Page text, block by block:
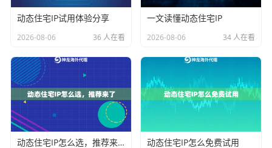
效、最经济的途径。
低成本搭建海量IP池的核心方法
自己维护一个庞大的、遍布全球的IP池，从技术、合规
和成本上看都极其困难。最务实的方法，是借助专业的
代理IP服务商。这里的关键在于，如何选择和使用服
务，以最低的成本构建出符合自己业务需求的动态IP
池。
动态住宅IP试用体验分享
2026-08-06 36 人在看
一文读懂动态住宅IP
2026-08-06 34 人在看
动态住宅IP怎么选，推荐来了 动态住宅IP怎么免费试用